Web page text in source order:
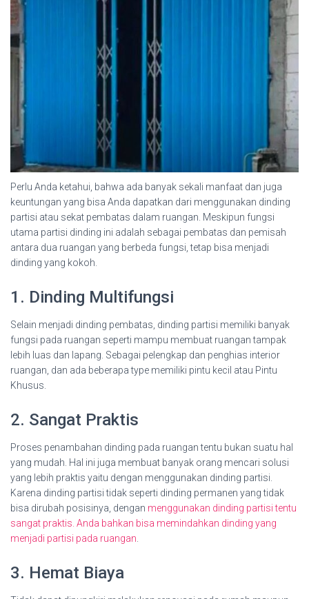
Perlu Anda ketahui, bahwa ada banyak sekali manfaat dan juga
keuntungan yang bisa Anda dapatkan dari menggunakan dinding
partisi atau sekat pembatas dalam ruangan. Meskipun fungsi
utama partisi dinding ini adalah sebagai pembatas dan pemisah
antara dua ruangan yang berbeda fungsi, tetap bisa menjadi
dinding yang kokoh.
1. Dinding Multifungsi
Selain menjadi dinding pembatas, dinding partisi memiliki banyak
fungsi pada ruangan seperti mampu membuat ruangan tampak
lebih luas dan lapang. Sebagai pelengkap dan penghias interior
ruangan, dan ada beberapa type memiliki pintu kecil atau Pintu
Khusus.
2. Sangat Praktis
Proses penambahan dinding pada ruangan tentu bukan suatu hal
yang mudah. Hal ini juga membuat banyak orang mencari solusi
yang lebih praktis yaitu dengan menggunakan dinding partisi.
Karena dinding partisi tidak seperti dinding permanen yang tidak
bisa dirubah posisinya, dengan menggunakan dinding partisi tentu
sangat praktis. Anda bahkan bisa memindahkan dinding yang
menjadi partisi pada ruangan
3. Hemat Biaya